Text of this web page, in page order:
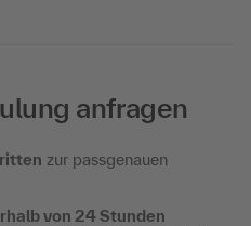
anfragen
zur passgenauen
von 24 Stunden